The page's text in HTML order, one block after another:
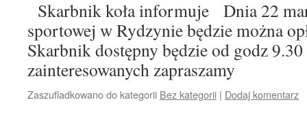
Skarbnik koła informuje Dnia 22
sportowej w Rydzynie będzie można
Skarbnik dostępny będzie od godz
zainteresowanych zapraszamy
Zaszufladkowano do kategorii Bez kategorii | Dodaj komentarz